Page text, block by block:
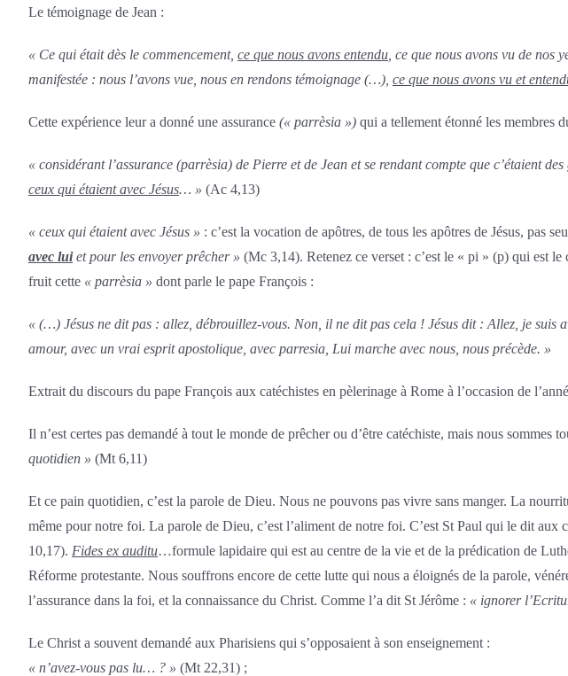
Le témoignage de Jean :
« Ce qui était dès le commencement, ce que nous avons entendu, ce que nous avons vu de nos
manifestée : nous l’avons vue, nous en rendons témoignage (…), ce que nous avons vu et
Cette expérience leur a donné une assurance (« parrèsia »)qui a tellement étonné les membres
« considérant l’assurance (parrèsia) de Pierre et de Jean et se rendant compte que c’étaient
ceux qui étaient avec Jésus… » (Ac 4,13)
« ceux qui étaient avec Jésus » : c’est la vocation de apôtres, de tous les apôtres de Jésus, pas
avec luiet pour les envoyer prêcher » (Mc 3,14). Retenez ce verset : c’est le « pi » (p) qui est
fruit cette « parrèsia » dont parle le pape François :
« (…) Jésus ne dit pas : allez, débrouillez-vous. Non, il ne dit pas cela ! Jésus dit : Allez, je suis
amour, avec un vrai esprit apostolique, avec parresia, Lui marche avec nous, nous précède. »
Extrait du discours du pape François aux catéchistes en pèlerinage à Rome à l’occasion de
Il n’est certes pas demandé à tout le monde de prêcher ou d’être catéchiste, mais nous sommes
quotidien » (Mt 6,11)
Et ce pain quotidien, c’est la parole de Dieu. Nous ne pouvons pas vivre sans manger. La
même pour notre foi. La parole de Dieu, c’est l’aliment de notre foi. C’est St Paul qui le dit aux
10,17). Fides ex auditu…formule lapidaire qui est au centre de la vie et de la prédication de
Réforme protestante. Nous souffrons encore de cette lutte qui nous a éloignés de la parole,
l’assurance dans la foi, et la connaissance du Christ. Comme l’a dit St Jérôme : « ignorer
Le Christ a souvent demandé aux Pharisiens qui s’opposaient à son enseignement :
« n’avez-vous pas lu… ? » (Mt 22,31) ;